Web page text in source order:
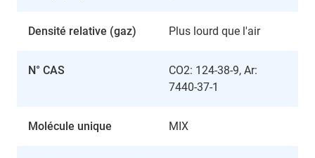
Densité relative (gaz) Plus lourd que l'air
N° CAS
CO2: 124-38-9, Ar:
7440-37-1
Molécule unique MIX